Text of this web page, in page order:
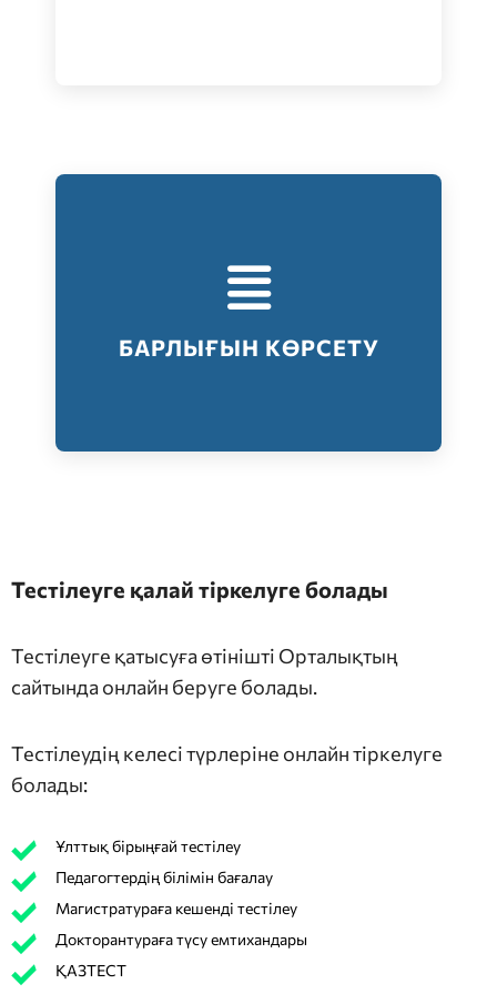
БАРЛЫҒЫН КӨРСЕТУ
Тестілеудің барлық түрлері
Барлығын көрсету
Тестілеуге қалай тіркелуге болады
Тестілеуге қатысуға өтінішті Орталықтың
сайтында онлайн беруге болады.
Тестілеудің келесі түрлеріне онлайн тіркелуге
болады:
Ұлттық бірыңғай тестілеу
Педагогтердің білімін бағалау
Магистратураға кешенді тестілеу
Докторантураға түсу емтихандары
ҚАЗТЕСТ